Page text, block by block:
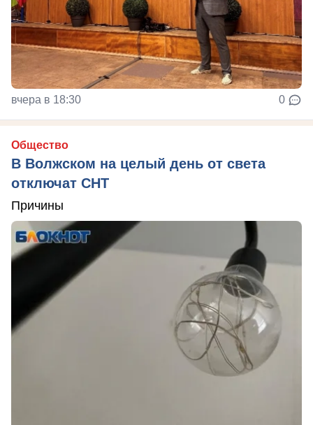
вчера в 18:30 0
Общество
В Волжском на целый день от света
отключат СНТ
Причины